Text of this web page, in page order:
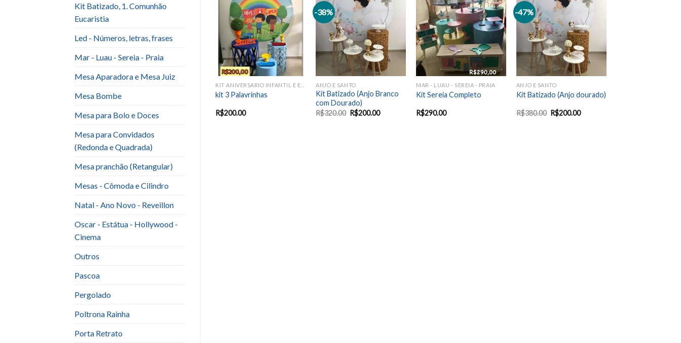
Kit Batizado, 1. Comunhão
Eucaristia
Led - Números, letras, frases
Mar - Luau - Sereia - Praia
Mesa Aparadora e Mesa Juiz
Mesa Bombe
Mesa para Bolo e Doces
Mesa para Convidados
(Redonda e Quadrada)
Mesa pranchão (Retangular)
Mesas - Cômoda e Cilindro
Natal - Ano Novo - Reveillon
Oscar - Estátua - Hollywood -
Cinema
Outros
Pascoa
Pergolado
Poltrona Rainha
Porta Retrato
Add to
wishlist
kit 3 Palavrinhas
R$200.00
-38%
Add to
wishlist
ANJO E SANTO
Kit Batizado (Anjo Branco
com Dourado)
R$320.00 R$200.00
Add to
wishlist
MAR - LUAU - SEREIA - PRAIA
Kit Sereia Completo
R$290.00
-47%
Add to
wishlist
ANJO E SANTO
Kit Batizado (Anjo dourado)
R$380.00 R$200.00
wishlist
kit Fortnite
R$200.00